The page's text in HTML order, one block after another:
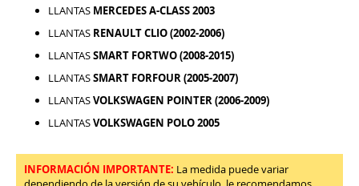
LLANTAS MERCEDES A-CLASS 2003
LLANTAS RENAULT CLIO (2002-2006)
LLANTASSMART FORTWO (2008-2015)
LLANTASSMART FORFOUR (2005-2007)
LLANTASVOLKSWAGEN POINTER (2006-2009)
LLANTASVOLKSWAGEN POLO 2005
INFORMACIÓN IMPORTANTE: La medida puede variar